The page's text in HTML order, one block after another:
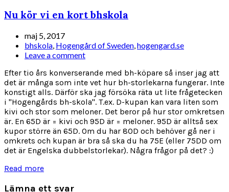
Nu kör vi en kort bhskola
maj 5, 2017
bhskola, Hogengård of Sweden,hogengard.se
Leave a comment
Efter tio års konverserande med bh-köpare så inser jag att
det är många som inte vet hur bh-storlekarna fungerar. Inte
konstigt alls. Därför ska jag försöka räta ut lite frågetecken
i "Hogengårds bh-skola". T.ex. D-kupan kan vara liten som
kivi och stor som meloner. Det beror på hur stor omkretsen
är. En 65D är = kivi och 95D är = meloner. 95D är alltså sex
kupor större än 65D. Om du har 80D och behöver gå ner i
omkrets och kupan är bra så ska du ha 75E (eller 75DD om
det är Engelska dubbelstorlekar). Några frågor på det? :)
Read more
Lämna ett svar